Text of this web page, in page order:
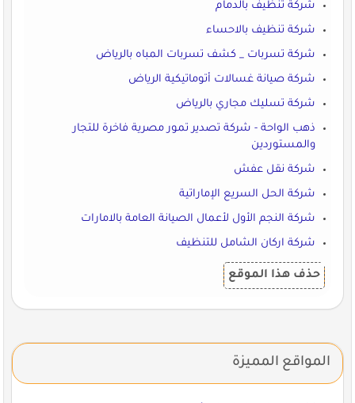
شركة تنظيف بالدمام
شركة تنظيف بالاحساء
شركة تسربات _ كشف تسربات المباه بالرياض
شركة صيانة غسالات أتوماتيكية الرياض
شركة تسليك مجاري بالرياض
ذهب الواحة - شركة تصدير تمور مصرية فاخرة للتجار
والمستوردين
شركة نقل عفش
شركة الحل السريع الإماراتية
شركة النجم الأول لأعمال الصيانة العامة بالامارات
شركة اركان الشامل للتنظيف
حذف هذا الموقع
المواقع المميزة